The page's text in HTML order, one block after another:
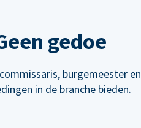
gedoe
burgemeester en
in de branche bieden.